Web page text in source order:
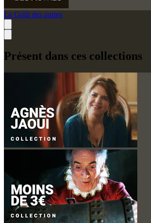
Le Goût des autres
Présent dans ces collections